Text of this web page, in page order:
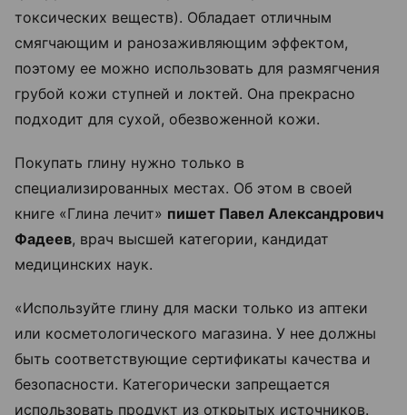
токсических веществ). Обладает отличным
смягчающим и ранозаживляющим эффектом,
поэтому ее можно использовать для размягчения
грубой кожи ступней и локтей. Она прекрасно
подходит для сухой, обезвоженной кожи.
Покупать глину нужно только в
специализированных местах. Об этом в своей
книге «Глина лечит» пишет Павел Александрович
Фадеев, врач высшей категории, кандидат
медицинских наук.
«Используйте глину для маски только из аптеки
или косметологического магазина. У нее должны
быть соответствующие сертификаты качества и
безопасности. Категорически запрещается
использовать продукт из открытых источников.